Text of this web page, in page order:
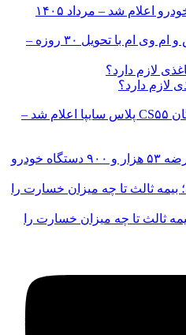
فروش نقدی محصولات فونیکس و ام وی ام با تحویل ۳۰ روزه –
لازم دارد؟
شرایط پیش فروش قطعی چانگان CS۵۵ پلاس سایپا اعلام شد –
فروش ایران خودرو آغاز شد؛ عرضه ۵۳ هزار و ۹۰۰ دستگاه خودرو
ثالث تا چه میزان خسارت را